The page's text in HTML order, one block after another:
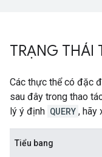
TRẠNG THÁI
Các thực thể có đặc
sau đây trong thao
lý ý định QUERY , hãy
Tiểu bang